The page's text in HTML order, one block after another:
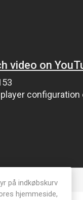
på indkøbskurv
hjemmeside,